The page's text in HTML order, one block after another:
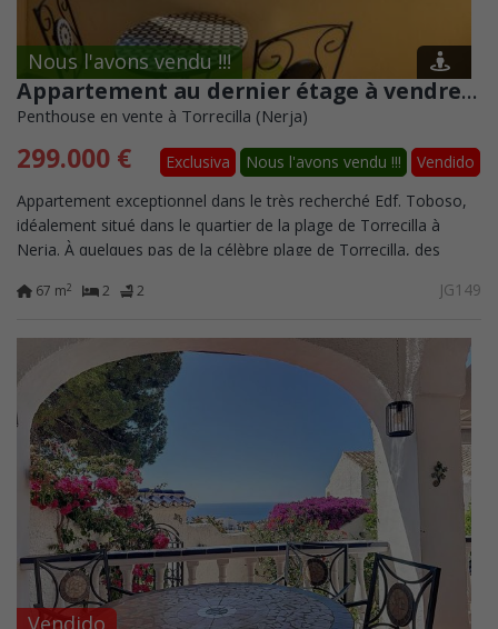
Nous l'avons vendu !!!
Appartement au dernier étage à vendre à Edf. Toboso, plage de Torrecilla
Penthouse en vente à Torrecilla (Nerja)
299.000 € Exclusiva Nous l'avons vendu !!!
Vendido
Appartement exceptionnel dans le très recherché Edf. Toboso,
idéalement situé dans le quartier de la plage de Torrecilla à
Nerja. À quelques pas de la célèbre plage de Torrecilla, des
67 m2 2 2 JG149
Vendido